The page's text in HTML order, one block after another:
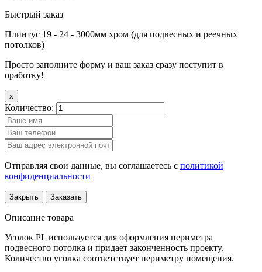
Быстрый заказ
Плинтус 19 - 24 - 3000мм хром (для подвесных и реечных
потолков)
Просто заполните форму и ваш заказ сразу поступит в
оработку!
x
Количество:
Отправляя свои данные, вы соглашаетесь с политикой
конфиденциальности
Закрыть Заказать
Описание товара
Уголок PL используется для оформления периметра
подвесного потолка и придает законченность проекту.
Количество уголка соответствует периметру помещения.